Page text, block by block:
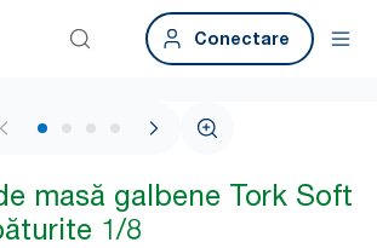
Conectare
1 / 4
masă galbene Tork Soft
1/8